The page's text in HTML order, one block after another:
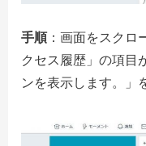
手順：画面をスクロ
クセス履歴」の項目
ンを表示します。」